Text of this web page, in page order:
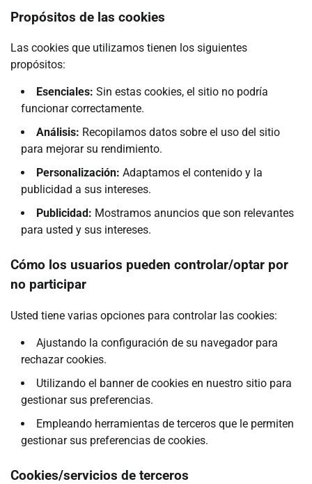
Propósitos de las cookies
Las cookies que utilizamos tienen los siguientes
propósitos:
Esenciales: Sin estas cookies, el sitio no podría
funcionar correctamente.
Análisis: Recopilamos datos sobre el uso del sitio
para mejorar su rendimiento.
Personalización: Adaptamos el contenido y la
publicidad a sus intereses.
Publicidad: Mostramos anuncios que son relevantes
para usted y sus intereses.
Cómo los usuarios pueden controlar/optar por
no participar
Usted tiene varias opciones para controlar las cookies:
Ajustando la configuración de su navegador para
rechazar cookies.
Utilizando el banner de cookies en nuestro sitio para
gestionar sus preferencias.
Empleando herramientas de terceros que le permiten
gestionar sus preferencias de cookies.
Cookies/servicios de terceros